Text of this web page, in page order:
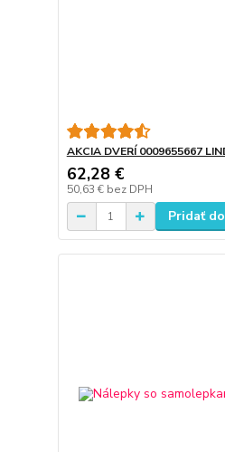
AKCIA DVERÍ 0009655667
62,28 €
50,63 € bez DPH
Pridať